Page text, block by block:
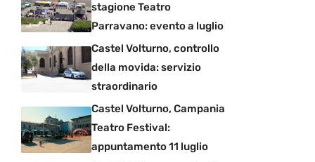
stagione Teatro
Parravano: evento a luglio
Castel Volturno, controllo
della movida: servizio
straordinario
Castel Volturno, Campania
Teatro Festival:
appuntamento 11 luglio